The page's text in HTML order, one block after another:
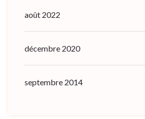
août 2022
décembre 2020
septembre 2014